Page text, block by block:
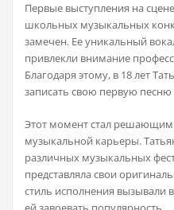
Первые выступления на
школьных музыкальных
замечен. Ее уникальный
привлекли внимание
Благодаря этому, в 18 лет
записать свою первую
Этот момент стал решающим
музыкальной карьеры.
различных музыкальных
представляла свои
стиль исполнения вызывали